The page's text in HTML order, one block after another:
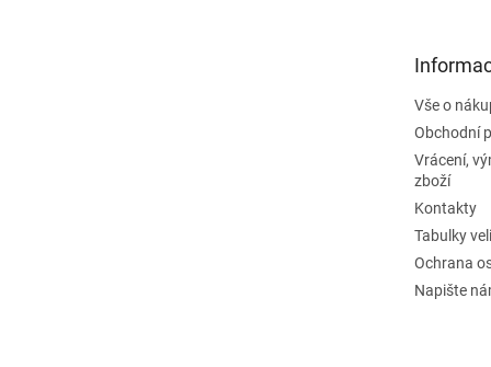
Vše o
Obchodní
Vrácení,
zboží
Kontakty
Tabulky
Ochrana
Napište